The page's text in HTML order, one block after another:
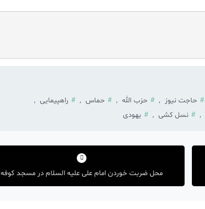
حاجت نیوز , حزب الله , حماس , راهپیمایی ,
, نسل کشی , یهودی
محل ضربت خوردن امام علی علیه السلام در مسجد کوفه